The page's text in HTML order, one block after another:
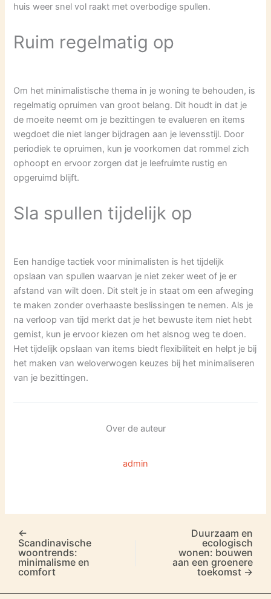
huis weer snel vol raakt met overbodige spullen.
Ruim regelmatig op
Om het minimalistische thema in je woning te behouden, is
regelmatig opruimen van groot belang. Dit houdt in dat je
de moeite neemt om je bezittingen te evalueren en items
wegdoet die niet langer bijdragen aan je levensstijl. Door
periodiek te opruimen, kun je voorkomen dat rommel zich
ophoopt en ervoor zorgen dat je leefruimte rustig en
opgeruimd blijft.
Sla spullen tijdelijk op
Een handige tactiek voor minimalisten is het tijdelijk
opslaan van spullen waarvan je niet zeker weet of je er
afstand van wilt doen. Dit stelt je in staat om een afweging
te maken zonder overhaaste beslissingen te nemen. Als je
na verloop van tijd merkt dat je het bewuste item niet hebt
gemist, kun je ervoor kiezen om het alsnog weg te doen.
Het tijdelijk opslaan van items biedt flexibiliteit en helpt je bij
het maken van weloverwogen keuzes bij het minimaliseren
van je bezittingen.
Over de auteur
admin
←
Scandinavische
woontrends:
minimalisme en
comfort
Duurzaam en
ecologisch
wonen: bouwen
aan een groenere
toekomst →